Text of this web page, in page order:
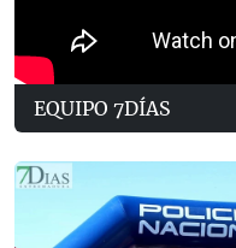
EQUIPO 7DÍAS